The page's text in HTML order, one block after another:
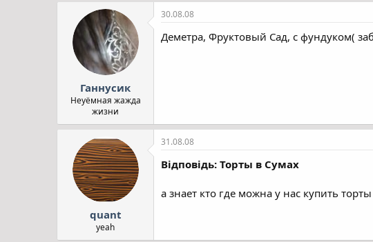
Ганнусик
Неуёмная жажда
жизни
30.08.08
Деметра, Фруктовый Сад, с фундуком(
quant
yeah
31.08.08
Відповідь: Торты в Сумах
а знает кто где можна у нас купить